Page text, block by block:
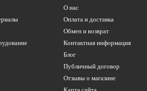
О нас
Оплата и доставка
Обмен и возврат
Контактная информация
Блог
Публичный договор
Отзывы о магазине